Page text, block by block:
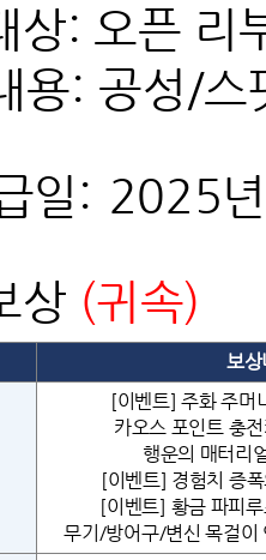
: 오픈 리
용: 공성/스
일: 2025
상 (귀속)
보
[이벤트] 주화 주
카오스 포인트 충
행운의 매터리
[이벤트] 경험치 증
[이벤트] 황금 파피
무기/방어구/변신 목걸이